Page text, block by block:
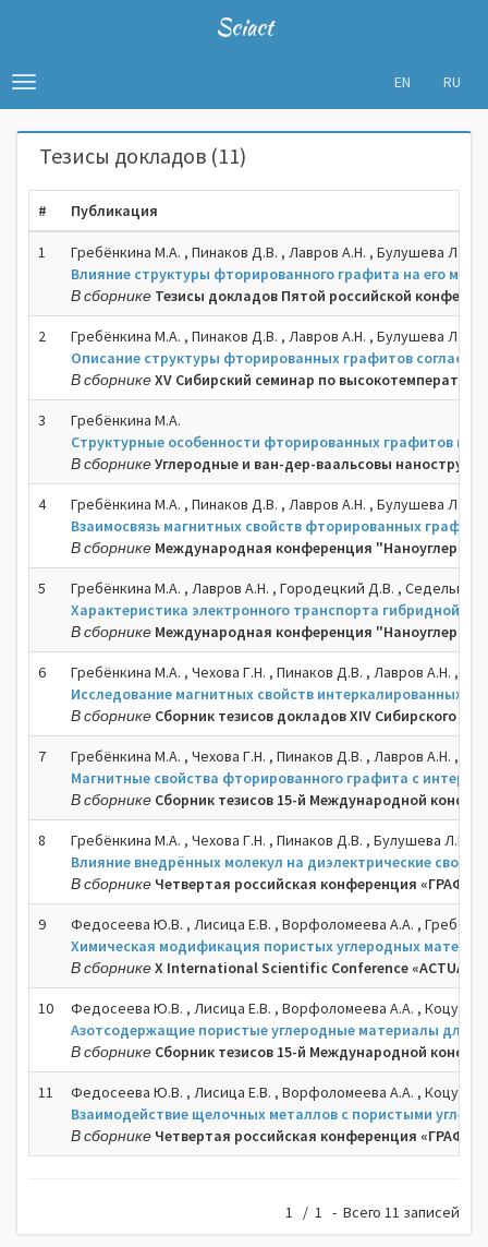
Sciact
Toggle
navigation
EN RU
Тезисы докладов (11)
# Публикация
1
Гребёнкина М.А. , Пинаков Д.В. , Лавров А.Н. , Булушева Л.Г. ,
Влияние структуры фторированного графита на его
В сборнике Тезисы докладов Пятой российской
2
Гребёнкина М.A. , Пинаков Д.В. , Лавров А.Н. , Булушева Л.Г. ,
Описание структуры фторированных графитов
В сборникеXV Сибирский семинар по
3
Гребёнкина М.А.
Структурные особенности фторированных графитов на
В сборникеУглеродные и ван-дер-ваальсовы
4
Гребёнкина М.А. , Пинаков Д.В. , Лавров А.Н. , Булушева Л.Г. ,
Взаимосвязь магнитных свойств фторированных
В сборнике Международная конференция "Наноуглерод
5
Гребёнкина М.А. , Лавров А.Н. , Городецкий Д.В. ,
Характеристика электронного транспорта гибридной
В сборнике Международная конференция "Наноуглерод
6
Гребёнкина М.А. , Чехова Г.Н. , Пинаков Д.В. , Лавров А.Н. ,
Исследование магнитных свойств интеркалированных
В сборнике Сборник тезисов докладов XIV Сибирского
7
Гребёнкина М.А. , Чехова Г.Н. , Пинаков Д.В. , Лавров А.Н. ,
Магнитные свойства фторированного графита с
В сборнике Сборник тезисов 15-й Международной
8
Гребёнкина М.А. , Чехова Г.Н. , Пинаков Д.В. , Булушева Л.Г. ,
Влияние внедрённых молекул на диэлектрические
В сборнике Четвертая российская конференция
9
Федосеева Ю.В. , Лисица Е.В. , Ворфоломеева А.А. ,
Химическая модификация пористых углеродных
В сборникеX International Scientific Conference «ACTUAL
10
Федосеева Ю.В. , Лисица Е.В. , Ворфоломеева А.А. , Коцун
Азотсодержащие пористые углеродные материалы для
В сборнике Сборник тезисов 15-й Международной
11
Федосеева Ю.В. , Лисица Е.В. , Ворфоломеева А.А. , Коцун
Взаимодействие щелочных металлов с пористыми
В сборнике Четвертая российская конференция
1 / 1 - Всего 11 записей